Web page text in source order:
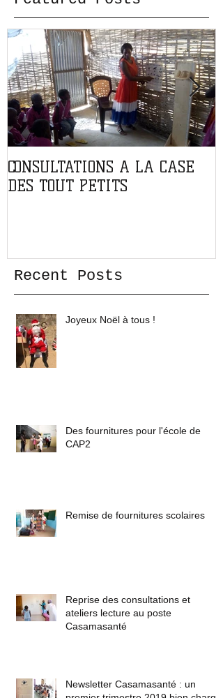
CONSULTATIONS A LA CASE
DES TOUT PETITS
Recent Posts
Joyeux Noël à tous !
Des fournitures pour l'école de
CAP2
Remise de fournitures scolaires
Reprise des consultations et
ateliers lecture au poste
Casamasanté
Newsletter Casamasanté : un